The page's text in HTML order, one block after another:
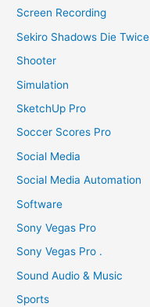
Screen Recording
Sekiro Shadows Die Twice
Shooter
Simulation
SketchUp Pro
Soccer Scores Pro
Social Media
Social Media Automation
Software
Sony Vegas Pro
Sony Vegas Pro .
Sound Audio & Music
Sports